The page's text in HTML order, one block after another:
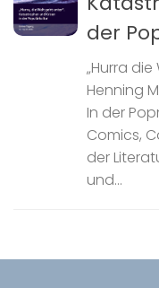
der
„Hurra
Henning
In der
Comics,
der
und...